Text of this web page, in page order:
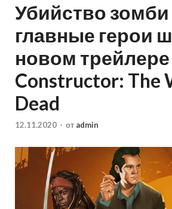
Убийство зомби
главные герои
новом трейлере
Constructor: The
Dead
12.11.2020 - от admin